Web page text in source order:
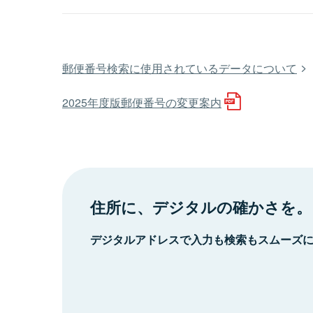
郵便番号検索に使用されているデータについて
2025年度版郵便番号の変更案内
住所に、デジタルの確かさを。
デジタルアドレスで入力も検索もスムーズ